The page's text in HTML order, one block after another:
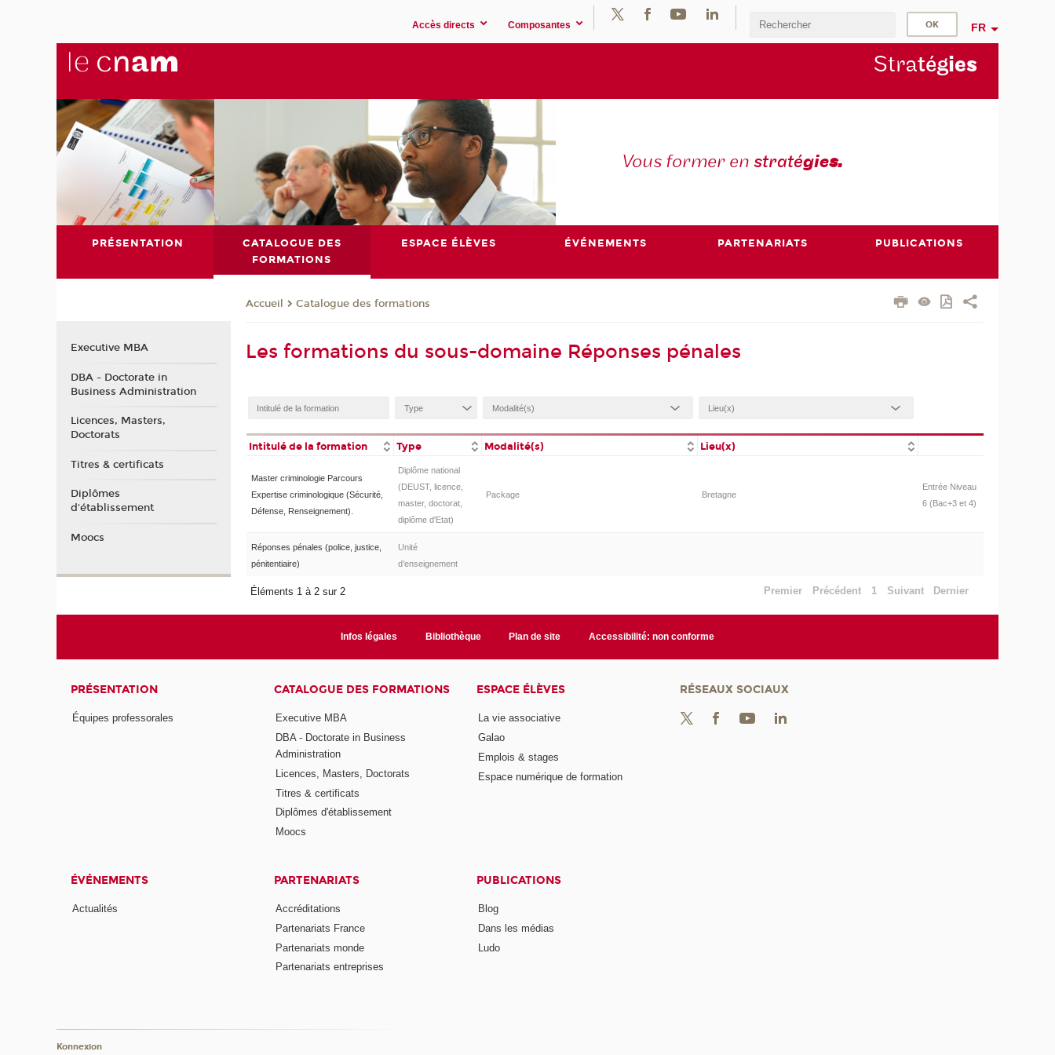
Accès directs Composantes FR
Stratégies
Vous former en stratégies.
PRÉSENTATION
CATALOGUE DES
FORMATIONS
ESPACE ÉLÈVES ÉVÉNEMENTS PARTENARIATS PUBLICATIONS
Accueil Catalogue des formations
Les formations du sous-domaine Réponses pénales
Intitulé de la formation Type Modalité(s) Lieu(x)
Master criminologie Parcours
Expertise criminologique (Sécurité,
Défense, Renseignement).
Diplôme national
(DEUST, licence,
master, doctorat,
diplôme d'Etat)
Package Bretagne
Entrée Niveau
6 (Bac+3 et 4)
Réponses pénales (police, justice,
pénitentiaire)
Unité
d’enseignement
Éléments 1 à 2 sur 2 Premier Précédent 1 Suivant Dernier
Executive MBA
DBA - Doctorate in
Business Administration
Licences, Masters,
Doctorats
Titres & certificats
Diplômes
d'établissement
Moocs
Infos légales Bibliothèque Plan de site Accessibilité: non conforme
PRÉSENTATION
Équipes professorales
CATALOGUE DES FORMATIONS
Executive MBA
DBA - Doctorate in Business
Administration
Licences, Masters, Doctorats
Titres & certificats
Diplômes d'établissement
Moocs
ESPACE ÉLÈVES
La vie associative
Galao
Emplois & stages
Espace numérique de formation
ÉVÉNEMENTS
Actualités
PARTENARIATS
Accréditations
Partenariats France
Partenariats monde
Partenariats entreprises
PUBLICATIONS
Blog
Dans les médias
Ludo
RÉSEAUX SOCIAUX
Konnexion